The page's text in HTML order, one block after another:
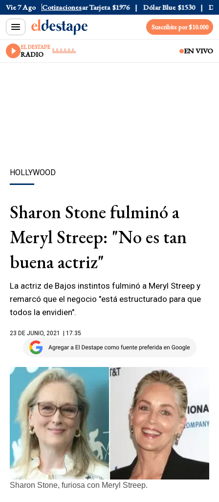
Vie 7 Ago Cotizaciones
Oficial $1520 Dólar Tarjeta $1976 Dólar Blue $1530 Dólar
Suscribite por $10.000
EL DESTAPE
RADIO EN VIVO
HOLLYWOOD
Sharon Stone fulminó a
Meryl Streep: "No es tan
buena actriz"
La actriz de Bajos instintos fulminó a Meryl Streep y
remarcó que el negocio "está estructurado para que
todos la envidien".
23 DE JUNIO, 2021 | 17.35
Sharon Stone, furiosa con Meryl Streep.